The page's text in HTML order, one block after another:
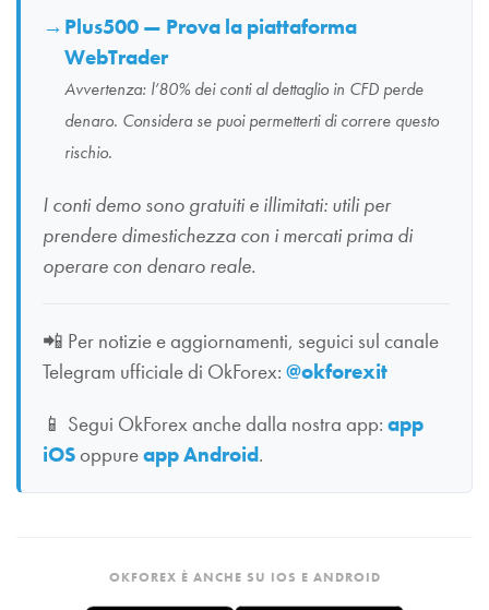
Plus500 — Prova la piattaforma
WebTrader
Avvertenza: l’80% dei conti al dettaglio in CFD perde
denaro. Considera se puoi permetterti di correre questo
rischio.
I conti demo sono gratuiti e illimitati: utili per
prendere dimestichezza con i mercati prima di
operare con denaro reale.
📲 Per notizie e aggiornamenti, seguici sul canale
Telegram ufficiale di OkForex: @okforexit
📱 Segui OkForex anche dalla nostra app: app
iOSoppureapp Android.
OKFOREX È ANCHE SU IOS E ANDROID